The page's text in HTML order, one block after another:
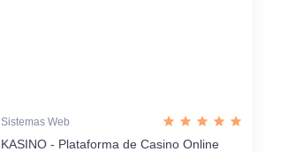
Sistemas Web
KASINO - Plataforma de Casino Online